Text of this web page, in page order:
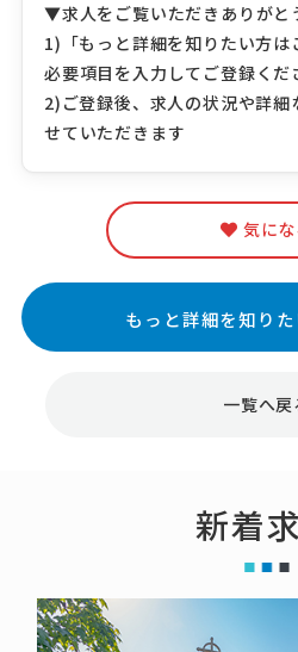
▼求人をご覧いただきありがと
1)「もっと詳細を知りたい方は
必要項目を入力してご登録くだ
2)ご登録後、求人の状況や詳細
せていただきます
気にな
もっと詳細を知り
一覧へ戻
新着